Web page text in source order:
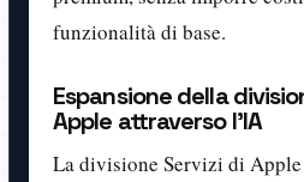
funzionalità di base.
Espansione della
Apple attraverso l'IA
La divisione Servizi di